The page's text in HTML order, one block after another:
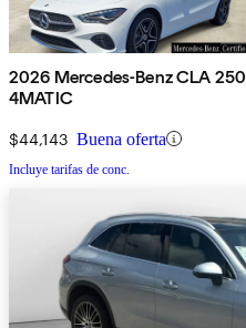
2026 Mercedes-Benz CLA 250
4MATIC
$44,143 Buena oferta
Incluye tarifas de conc.